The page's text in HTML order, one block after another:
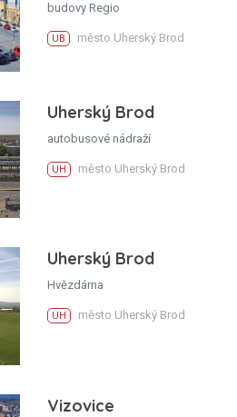
budovy Regio
UB město Uherský Brod
Uherský Brod
autobusové nádraží
UH město Uherský Brod
Uherský Brod
Hvězdárna
UH město Uherský Brod
Vizovice